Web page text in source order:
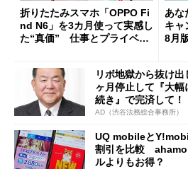
折りたたみスマホ「OPPO Fi
nd N6」を3カ月使って実感し
た“真価” 仕事とプライベー
あな
キャ
8月
リボ地獄から抜け
ヶ月停止して『大
続き』で完済して！
AD（渋谷法務総合事務所）
UQ mobileと
割引を比較 ahamo
ルよりもお得？